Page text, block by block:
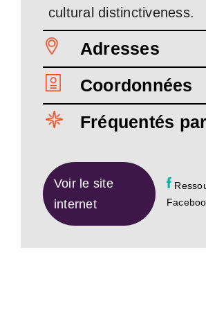
cultural distinctiveness.
Adresses
Coordonnées
Fréquentés par
Voir le site
internet